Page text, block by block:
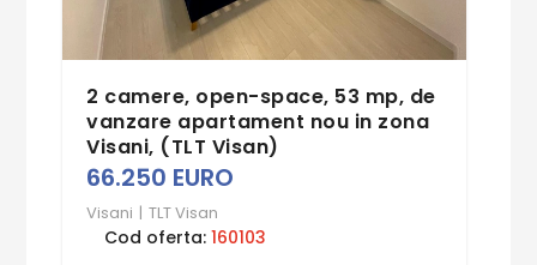
2 camere, open-space, 53 mp, de
vanzare apartament nou in zona
Visani, (TLT Visan)
66.250 EURO
Visani | TLT Visan
Cod oferta:160103